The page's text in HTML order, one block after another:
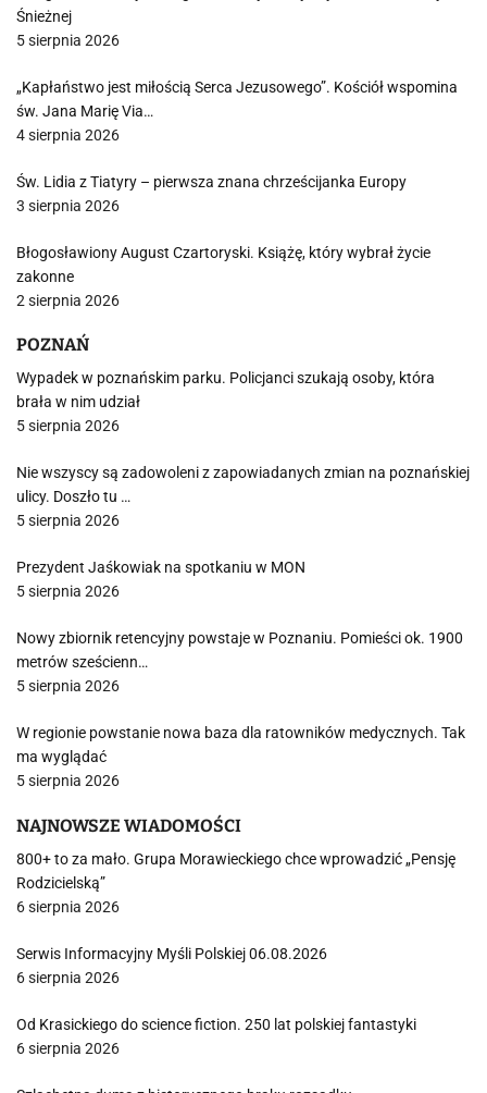
Śnieżnej
5 sierpnia 2026
„Kapłaństwo jest miłością Serca Jezusowego”. Kościół wspomina
św. Jana Marię Via…
4 sierpnia 2026
Św. Lidia z Tiatyry – pierwsza znana chrześcijanka Europy
3 sierpnia 2026
Błogosławiony August Czartoryski. Książę, który wybrał życie
zakonne
2 sierpnia 2026
POZNAŃ
Wypadek w poznańskim parku. Policjanci szukają osoby, która
brała w nim udział
5 sierpnia 2026
Nie wszyscy są zadowoleni z zapowiadanych zmian na poznańskiej
ulicy. Doszło tu …
5 sierpnia 2026
Prezydent Jaśkowiak na spotkaniu w MON
5 sierpnia 2026
Nowy zbiornik retencyjny powstaje w Poznaniu. Pomieści ok. 1900
metrów sześcienn…
5 sierpnia 2026
W regionie powstanie nowa baza dla ratowników medycznych. Tak
ma wyglądać
5 sierpnia 2026
NAJNOWSZE WIADOMOŚCI
800+ to za mało. Grupa Morawieckiego chce wprowadzić „Pensję
Rodzicielską”
6 sierpnia 2026
Serwis Informacyjny Myśli Polskiej 06.08.2026
6 sierpnia 2026
Od Krasickiego do science fiction. 250 lat polskiej fantastyki
6 sierpnia 2026